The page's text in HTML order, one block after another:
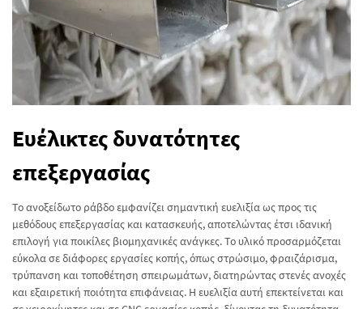
Ευέλικτες δυνατότητες
επεξεργασίας
Το ανοξείδωτο ράβδο εμφανίζει σημαντική ευελιξία ως προς τις
μεθόδους επεξεργασίας και κατασκευής, αποτελώντας έτσι ιδανική
επιλογή για ποικίλες βιομηχανικές ανάγκες. Το υλικό προσαρμόζεται
εύκολα σε διάφορες εργασίες κοπής, όπως στρώσιμο, φραιζάρισμα,
τρύπανση και τοποθέτηση σπειρωμάτων, διατηρώντας στενές ανοχές
και εξαιρετική ποιότητα επιφάνειας. Η ευελιξία αυτή επεκτείνεται και